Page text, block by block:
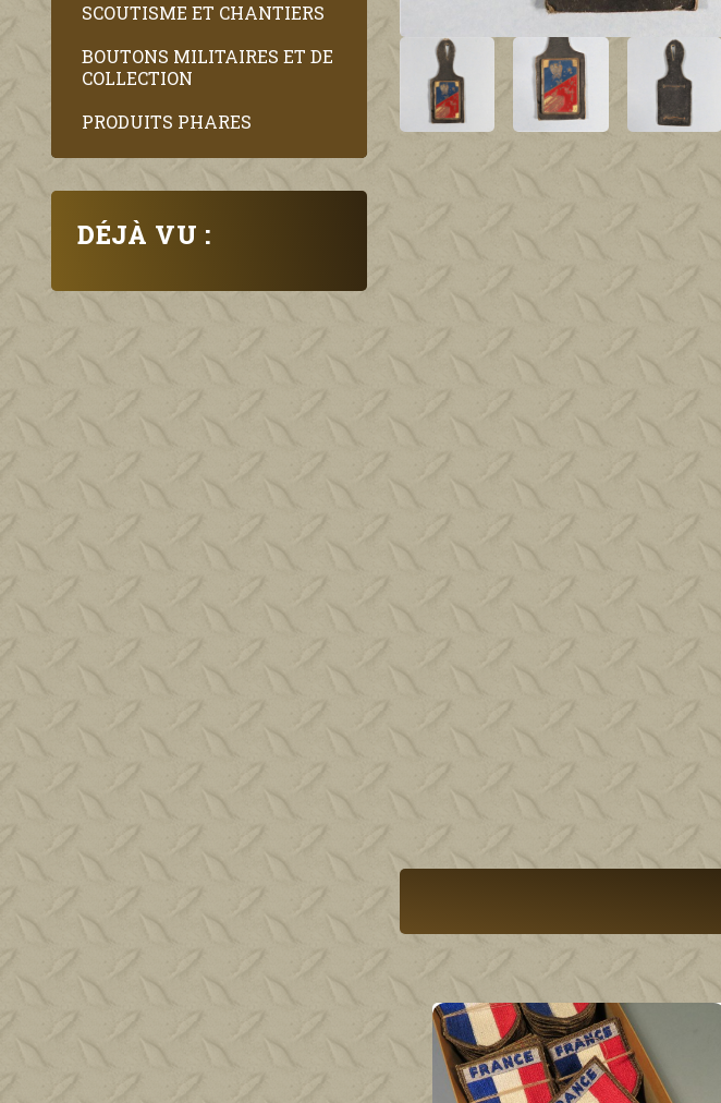
SCOUTISME ET CHANTIERS
BOUTONS MILITAIRES ET DE
COLLECTION
PRODUITS PHARES
DÉJÀ VU :